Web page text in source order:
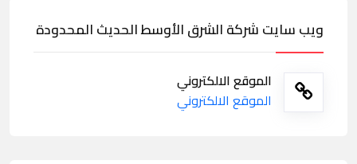
ويب سايت شركة الشرق الأوسط الحديث المحدودة
الموقع الالكتروني
الموقع الالكتروني